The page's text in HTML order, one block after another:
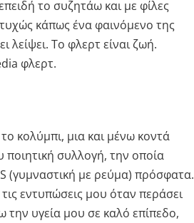
το συζητάω και με φίλες
κάπως ένα φαινόμενο της
Το φλερτ είναι ζωή.
φλερτ.
κολύμπι, μια και μένω κοντά
συλλογή, την οποία
(γυμναστική με ρεύμα) πρόσφατα.
εντυπώσεις μου όταν περάσει
την υγεία μου σε καλό επίπεδο,